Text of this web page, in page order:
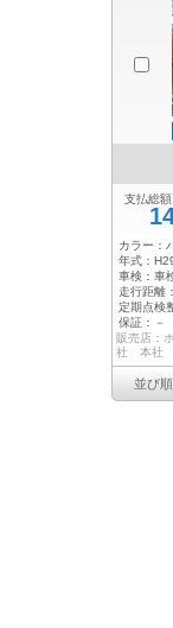
支払総額
カラー：
年式：
車検： 車
走行距離：
定期点検
保証：
－
販売店：
社 本社
並び順